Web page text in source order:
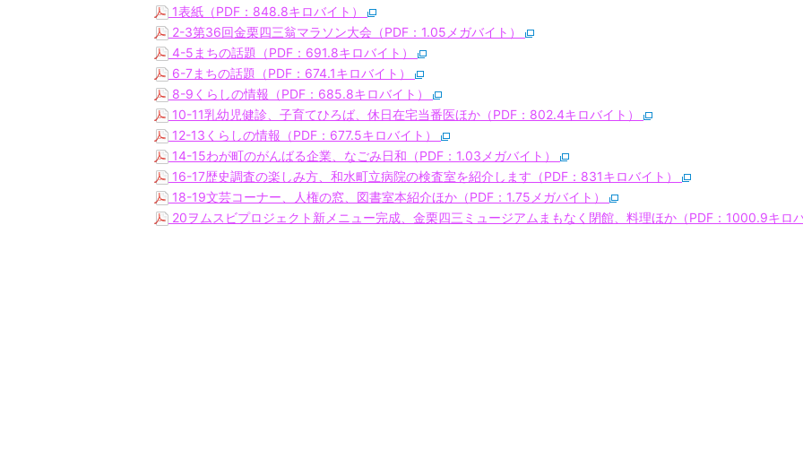
1表紙（PDF：848.8キロバイト）
2-3第36回金栗四三翁マラソン大会（PDF：1.05メガバイト）
4-5まちの話題（PDF：691.8キロバイト）
6-7まちの話題（PDF：674.1キロバイト）
8-9くらしの情報（PDF：685.8キロバイト）
10-11乳幼児健診、子育てひろば、休日在宅当番医ほか（PDF：802.4キロバイト）
12-13くらしの情報（PDF：677.5キロバイト）
14-15わが町のがんばる企業、なごみ日和（PDF：1.03メガバイト）
16-17歴史調査の楽しみ方、和水町立病院の検査室を紹介します（PDF：831キロバイト）
18-19文芸コーナー、人権の窓、図書室本紹介ほか（PDF：1.75メガバイト）
20ヲムスビプロジェクト新メニュー完成、金栗四三ミュージアムまもなく閉館、料理ほか（PDF：1000.9キロ